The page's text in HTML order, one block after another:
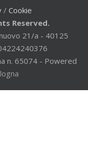
/ Cookie
Reserved.
21/a - 40125
n. 65074 - Powered